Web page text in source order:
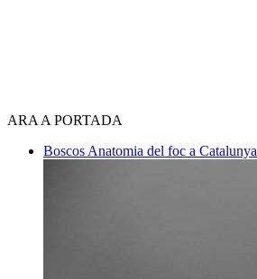
ARA A PORTADA
Boscos Anatomia del foc a Catalunya